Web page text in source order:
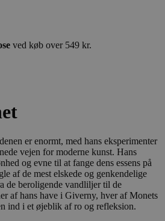
ved køb over 549 kr.
er enormt, med hans eksperimenter
vejen for moderne kunst. Hans
og evne til at fange dens essens på
af de mest elskede og genkendelige
de beroligende vandliljer til de
af hans have i Giverny, hver af Monets
ind i et øjeblik af ro og refleksion.